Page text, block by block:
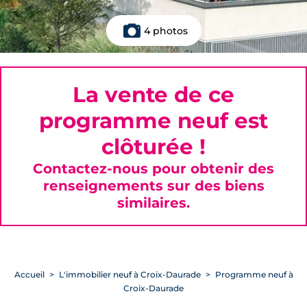
4 photos
Accueil L'immobilier neuf à Croix-Daurade
Programme neuf à
Croix-Daurade
La vente de ce
programme neuf est
clôturée !
Contactez-nous pour obtenir des
renseignements sur des biens
similaires.